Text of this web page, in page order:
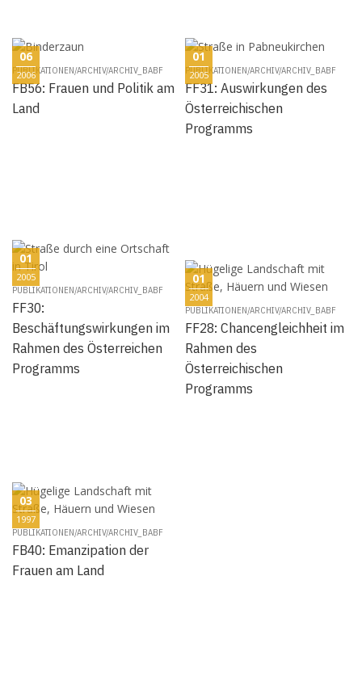
06
2006
PUBLIKATIONEN/ARCHIV/ARCHIV_BABF
FB56: Frauen und Politik am
Land
01
2005
PUBLIKATIONEN/ARCHIV/ARCHIV_BABF
FF31: Auswirkungen des
Österreichischen
Programms
01
2005
PUBLIKATIONEN/ARCHIV/ARCHIV_BABF
FF30:
Beschäftungswirkungen im
Rahmen des Österreichen
Programms
01
2004
PUBLIKATIONEN/ARCHIV/ARCHIV_BABF
FF28: Chancengleichheit im
Rahmen des
Österreichischen
Programms
03
1997
PUBLIKATIONEN/ARCHIV/ARCHIV_BABF
FB40: Emanzipation der
Frauen am Land